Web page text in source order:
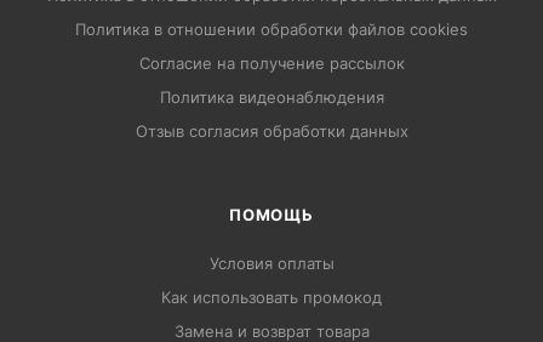
Политика в отношении обработки файлов cookies
Согласие на получение рассылок
Политика видеонаблюдения
Отзыв согласия обработки данных
ПОМОЩЬ
Условия оплаты
Как использовать промокод
Замена и возврат товара